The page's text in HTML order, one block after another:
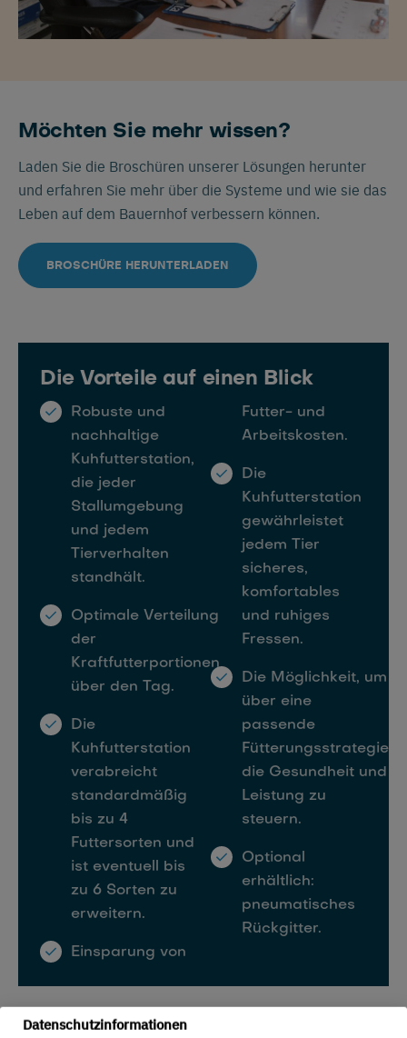
Datenschutzinformationen
Möchten Sie mehr wissen?
Laden Sie die Broschüren unserer Lösungen herunter
und erfahren Sie mehr über die Systeme und wie sie das
Leben auf dem Bauernhof verbessern können.
BROSCHÜRE HERUNTERLADEN
Die Vorteile auf einen Blick
Robuste und
nachhaltige
Kuhfutterstation,
die jeder
Stallumgebung
und jedem
Tierverhalten
standhält.
Optimale Verteilung
der
Kraftfutterportionen
über den Tag.
Die
Kuhfutterstation
verabreicht
standardmäßig
bis zu 4
Futtersorten und
ist eventuell bis
zu 6 Sorten zu
erweitern.
Einsparung von
Futter- und
Arbeitskosten.
Die
Kuhfutterstation
gewährleistet
jedem Tier
sicheres,
komfortables
und ruhiges
Fressen.
Die Möglichkeit, um
über eine
passende
Fütterungsstrategie
die Gesundheit und
Leistung zu
steuern.
Optional
erhältlich:
pneumatisches
Rückgitter.